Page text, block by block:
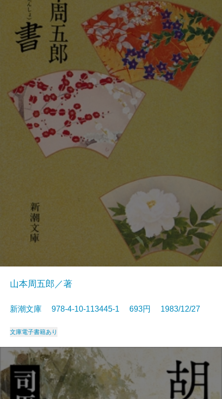
山本周五郎／著
新潮文庫 978-4-10-113445-1 693円 1983/12/27
文庫電子書籍あり